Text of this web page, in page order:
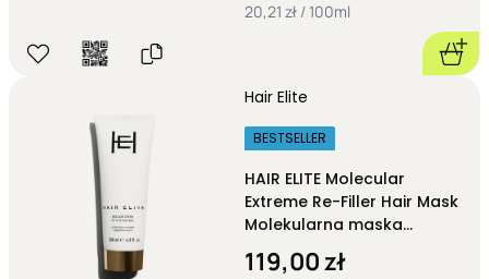
20,21 zł / 100ml
Hair Elite
BESTSELLER
HAIR ELITE Molecular
Extreme Re-Filler Hair Mask
Molekularna maska
odbudowująca 200 ml
119,00 zł